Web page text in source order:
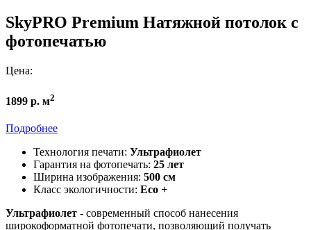
SkyPRO Premium Натяжной потолок с
фотопечатью
Цена:
1899 р. м2
Подробнее
Технология печати: Ультрафиолет
Гарантия на фотопечать: 25 лет
Ширина изображения: 500 см
Класс экологичности: Eco +
Ультрафиолет - современный способ нанесения
широкоформатной фотопечати, позволяющий получать